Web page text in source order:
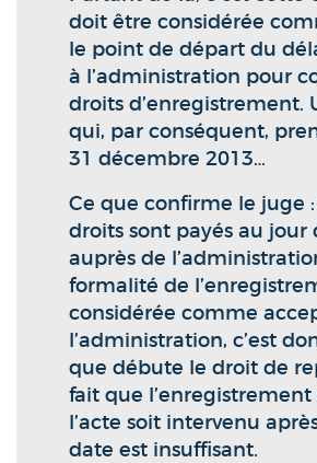
doit être considérée
le point de départ du
à l’administration pour
droits d’enregistrement.
qui, par conséquent,
31 décembre 2013…
Ce que confirme le juge :
droits sont payés au jour
auprès de
formalité de
considérée comme
l’administration, c’est
que débute le droit de
fait que
l’acte soit intervenu
date est insuffisant.